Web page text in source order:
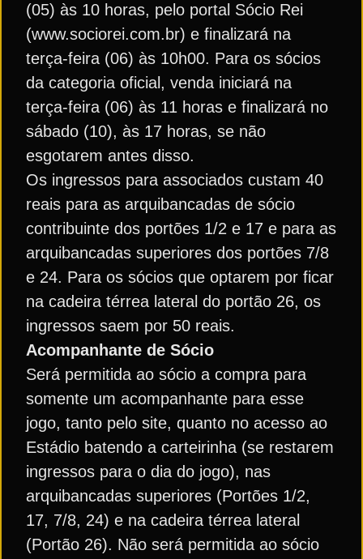
(05) às 10 horas, pelo portal Sócio Rei
(www.sociorei.com.br) e finalizará na
terça-feira (06) às 10h00. Para os sócios
da categoria oficial, venda iniciará na
terça-feira (06) às 11 horas e finalizará no
sábado (10), às 17 horas, se não
esgotarem antes disso.
Os ingressos para associados custam 40
reais para as arquibancadas de sócio
contribuinte dos portões 1/2 e 17 e para as
arquibancadas superiores dos portões 7/8
e 24. Para os sócios que optarem por ficar
na cadeira térrea lateral do portão 26, os
ingressos saem por 50 reais.
Acompanhante de Sócio
Será permitida ao sócio a compra para
somente um acompanhante para esse
jogo, tanto pelo site, quanto no acesso ao
Estádio batendo a carteirinha (se restarem
ingressos para o dia do jogo), nas
arquibancadas superiores (Portões 1/2,
17, 7/8, 24) e na cadeira térrea lateral
(Portão 26). Não será permitida ao sócio